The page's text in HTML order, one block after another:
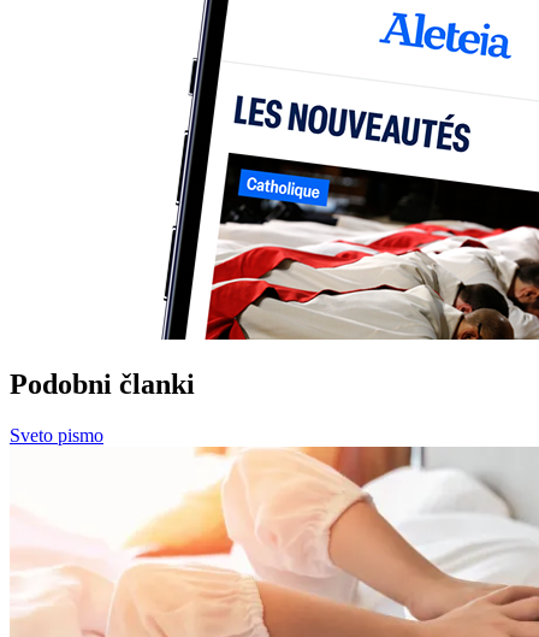
Podobni članki
Sveto pismo